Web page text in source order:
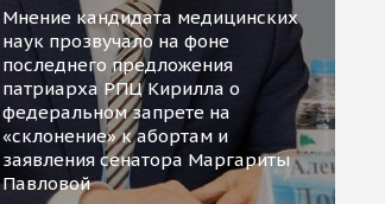
Мнение кандидата медицинских
наук прозвучало на фоне
последнего предложения
патриарха РПЦ Кирилла о
федеральном запрете на
«склонение» к абортам и
заявления сенатора Маргариты
Павловой